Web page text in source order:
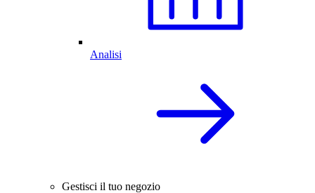
Analisi
Gestisci il tuo negozio